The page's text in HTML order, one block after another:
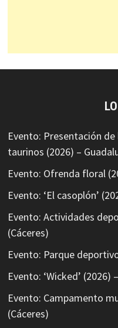
Evento: Presentación
taurinos (2026) –
Evento: Ofrenda floral
Evento: ‘El casoplón’
Evento: Actividades
(Cáceres)
Evento: Parque
Evento: ‘Wicked’
Evento: Campamento
(Cáceres)